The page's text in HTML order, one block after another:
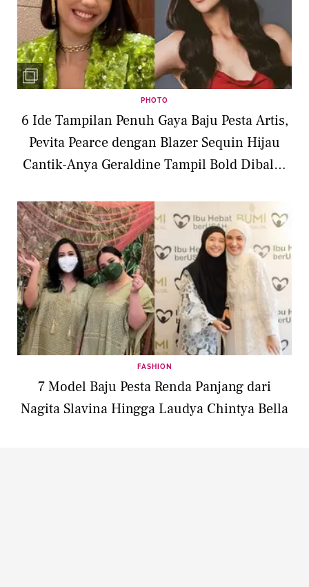
PHOTO
6 Ide Tampilan Penuh Gaya Baju Pesta Artis,
Pevita Pearce dengan Blazer Sequin Hijau
Cantik-Anya Geraldine Tampil Bold Dibalut
FASHION
7 Model Baju Pesta Renda Panjang dari
Nagita Slavina Hingga Laudya Chintya Bella